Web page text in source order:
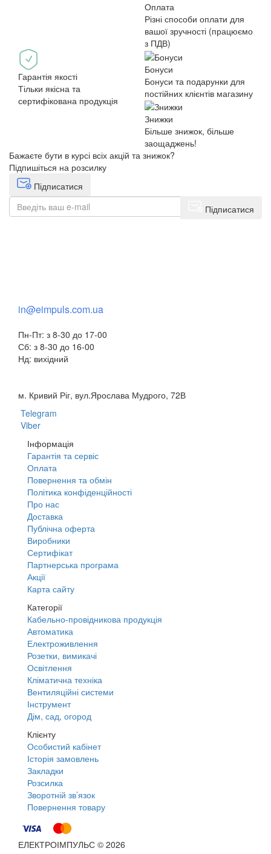
Оплата
Різні способи оплати для
вашої зручності (працюємо
з ПДВ)
Гарантія якості
Тільки якісна та
сертифікована продукція
Бонуси
Бонуси та подарунки для
постійних клієнтів магазину
Знижки
Більше знижок, більше
заощаджень!
Бажаєте бути в курсі всіх акцій та знижок?
Підпишіться на розсилку
Підписатися
Підписатися
in@eimpuls.com.ua
Пн-Пт: з 8-30 до 17-00
Сб: з 8-30 до 16-00
Нд: вихідний
м. Кривий Ріг, вул.Ярослава Мудрого, 72В
Telegram
Viber
Інформація
Гарантія та сервіс
Оплата
Повернення та обмін
Політика конфіденційності
Про нас
Доставка
Публічна оферта
Виробники
Сертифікат
Партнерська програма
Акції
Карта сайту
Категорії
Кабельно-провідникова продукція
Автоматика
Електроживлення
Розетки, вимикачі
Освітлення
Кліматична техніка
Вентиляційні системи
Інструмент
Дім, сад, огород
Клієнту
Особистий кабінет
Історія замовлень
Закладки
Розсилка
Зворотній зв’язок
Повернення товару
ЕЛЕКТРОІМПУЛЬС © 2026